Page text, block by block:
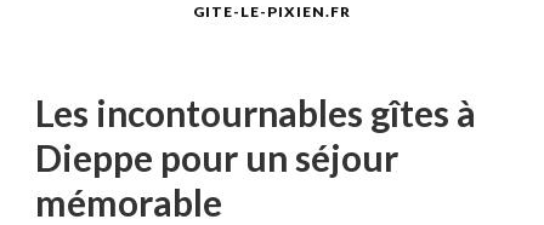
GITE-LE-PIXIEN.FR
Les incontournables gîtes à
Dieppe pour un séjour
mémorable